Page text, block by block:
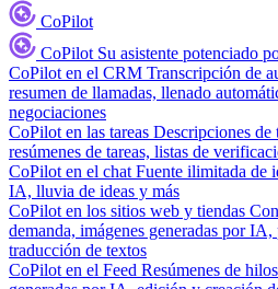
CoPilot
CoPilot Su asistente potenciado
CoPilot en el CRM Transcripción de
resumen de llamadas, llenado
negociaciones
CoPilot en las tareas Descripciones de
resúmenes de tareas, listas de
CoPilot en el chat Fuente ilimitada de
IA, lluvia de ideas y más
CoPilot en los sitios web y tiendas
demanda, imágenes generadas por
traducción de textos
CoPilot en el Feed Resúmenes de